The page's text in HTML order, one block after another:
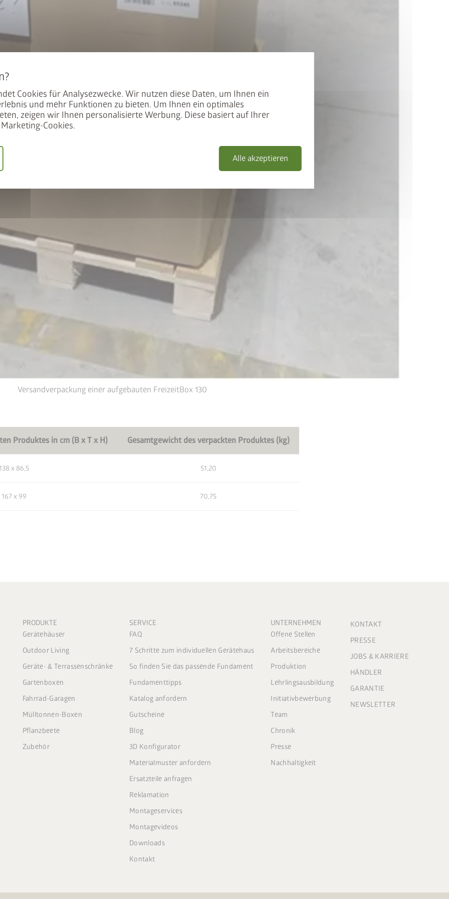
Cookies für Analysezwecke. Wir nutzen diese Daten, um Ihnen ein
und mehr Funktionen zu bieten. Um Ihnen ein optimales
zeigen wir Ihnen personalisierte Werbung. Diese basiert auf Ihrer
Cookies.
Alle akzeptieren
Versandverpackung einer aufgebauten FreizeitBox 130
Produktes in cm (B x T x H) Gesamtgewicht des verpackten Produktes (kg)
x 86,5 51,20
167 x 99 70,75
PRODUKTE
Gerätehäuser
Outdoor Living
Geräte- & Terrassenschränke
Gartenboxen
Fahrrad-Garagen
Mülltonnen-Boxen
Pflanzbeete
Zubehör
SERVICE
FAQ
7 Schritte zum individuellen Gerätehaus
So finden Sie das passende Fundament
Fundamenttipps
Katalog anfordern
Gutscheine
Blog
3D Konfigurator
Materialmuster anfordern
Ersatzteile anfragen
Reklamation
Montageservices
Montagevideos
Downloads
Kontakt
UNTERNEHMEN
Offene Stellen
Arbeitsbereiche
Produktion
Lehrlingsausbildung
Initiativbewerbung
Team
Chronik
Presse
Nachhaltigkeit
KONTAKT
PRESSE
JOBS & KARRIERE
HÄNDLER
GARANTIE
NEWSLETTER
BikeLift
dem Preis: Der BikeLift
Biohort Gerätehauses
Angebot
gemeinsam in den
einlösen
erhalten